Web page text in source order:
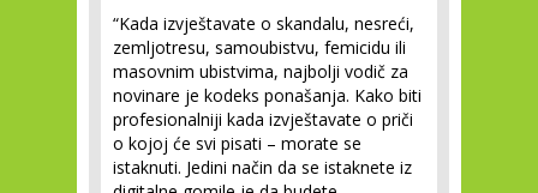
“Kada izvještavate o skandalu, nesreći,
zemljotresu, samoubistvu, femicidu ili
masovnim ubistvima, najbolji vodič za
novinare je kodeks ponašanja. Kako biti
profesionalniji kada izvještavate o priči
o kojoj će svi pisati – morate se
istaknuti. Jedini način da se istaknete iz